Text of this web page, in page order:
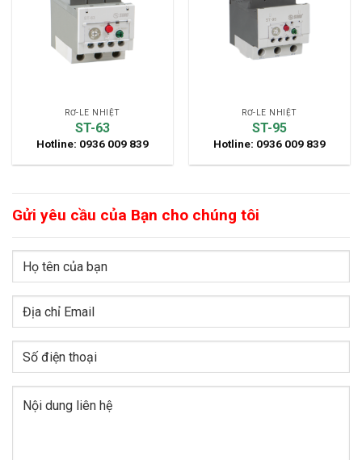
RƠ-LE NHIỆT
ST-63
Hotline: 0936 009 839
RƠ-LE NHIỆT
ST-95
Hotline: 0936 009 839
Gửi yêu cầu của Bạn cho chúng tôi